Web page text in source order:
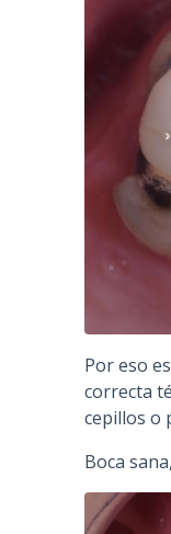
Por eso
correcta
cepillos o
Boca